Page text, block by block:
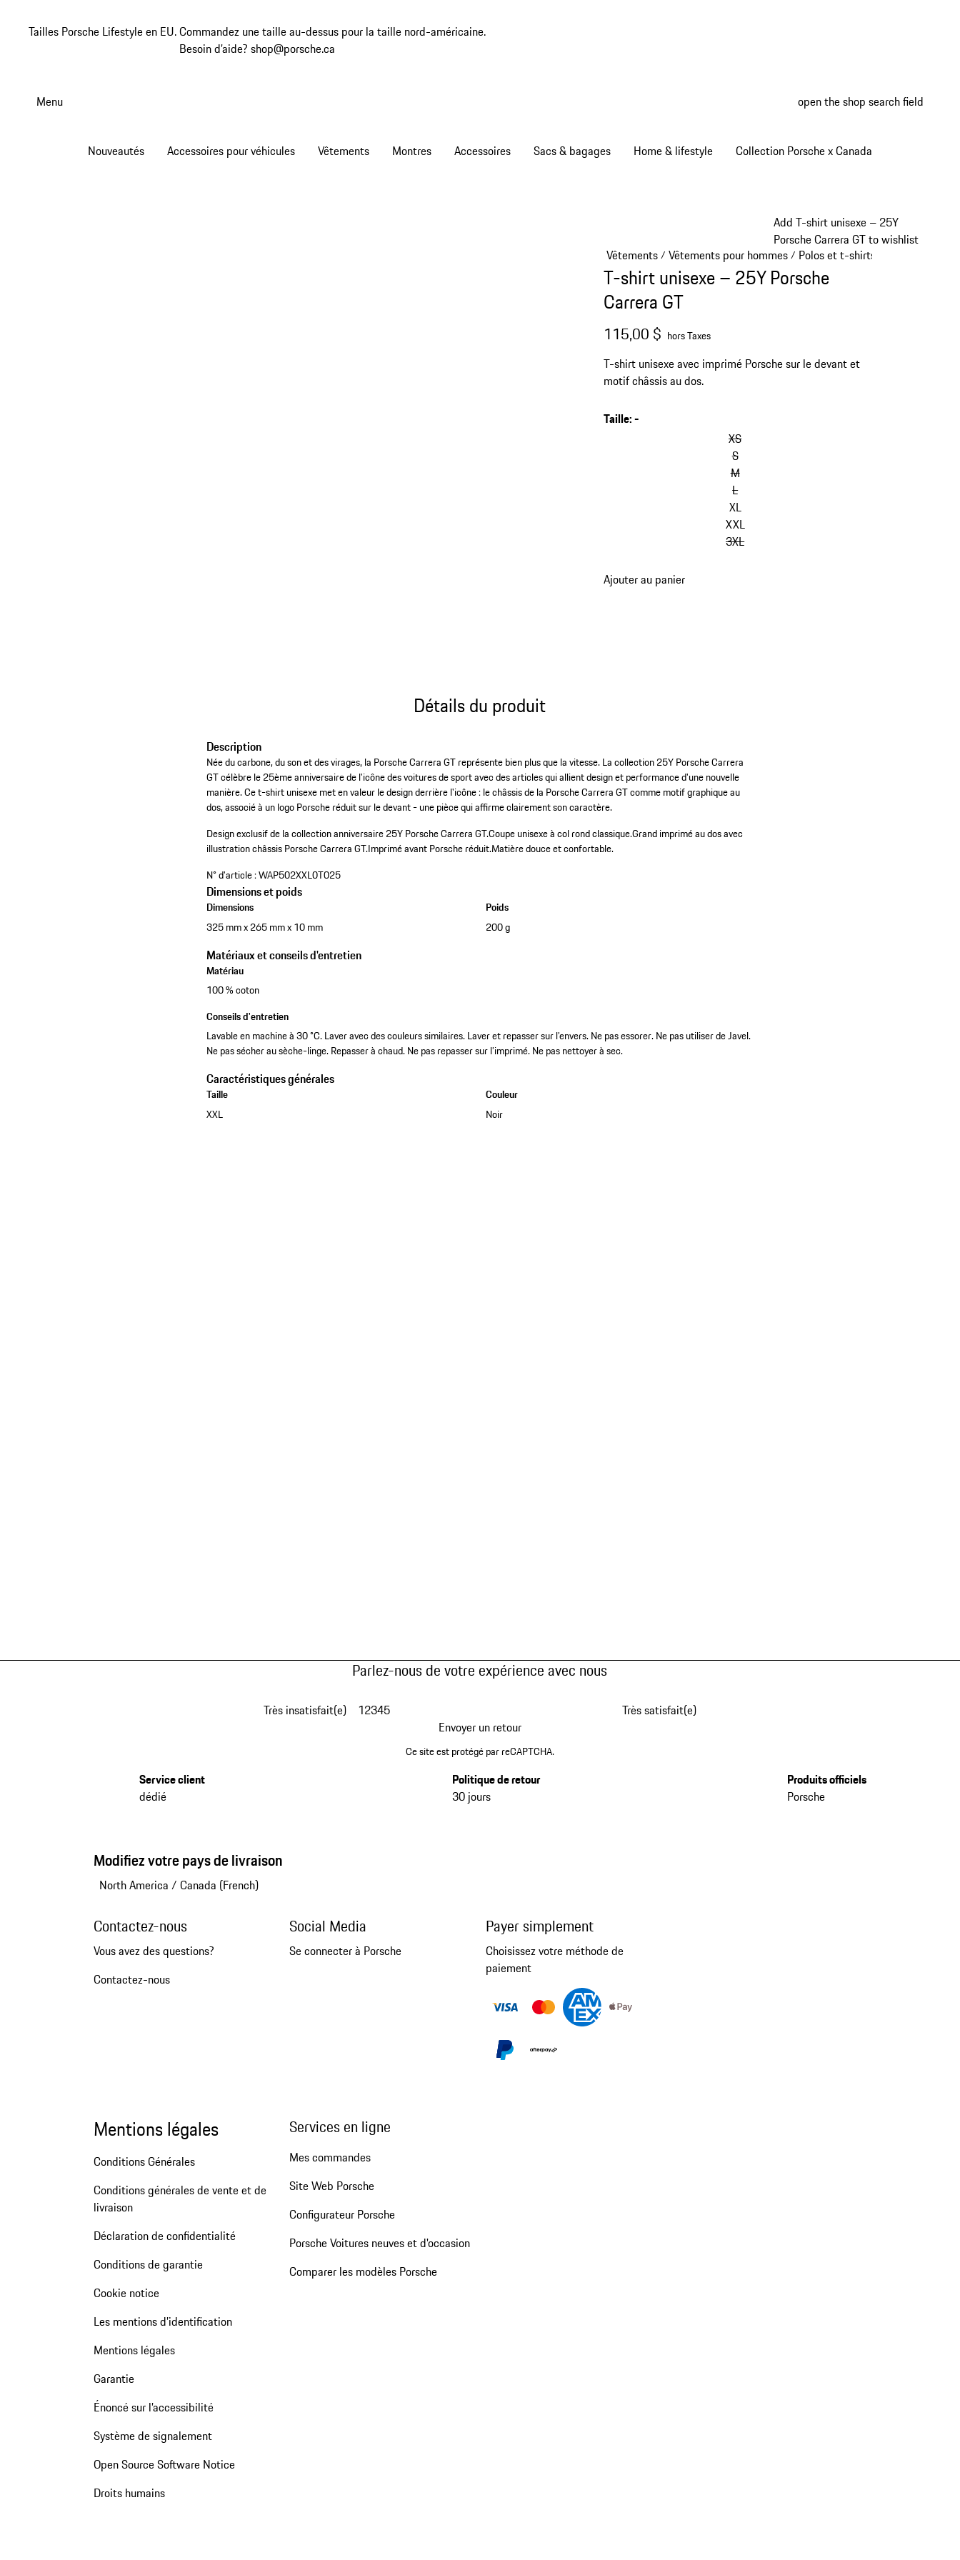
Tailles Porsche Lifestyle en EU. Commandez une taille au-dessus pour la taille nord-américaine.
Besoin d’aide? shop@porsche.ca
Menu open the shop search field
Nouveautés Accessoires pour véhicules Vêtements Montres Accessoires Sacs & bagages Home & lifestyle Collection Porsche x Canada
Add T-shirt unisexe – 25Y
Porsche Carrera GT to wishlist
Vêtements/ Vêtements pour hommes/ Polos et t-shirts
T-shirt unisexe – 25Y Porsche
Carrera GT
115,00 $ hors Taxes
T-shirt unisexe avec imprimé Porsche sur le devant et
motif châssis au dos.
Taille:-
XS
S
M
L
XL
XXL
3XL
aux
Ajouter au panier
Détails du produit
Description
Née du carbone, du son et des virages, la Porsche Carrera GT représente bien plus que la vitesse. La collection 25Y Porsche Carrera
GT célèbre le 25ème anniversaire de l'icône des voitures de sport avec des articles qui allient design et performance d'une nouvelle
manière. Ce t-shirt unisexe met en valeur le design derrière l'icône : le châssis de la Porsche Carrera GT comme motif graphique au
dos, associé à un logo Porsche réduit sur le devant - une pièce qui affirme clairement son caractère.
Design exclusif de la collection anniversaire 25Y Porsche Carrera GT.Coupe unisexe à col rond classique.Grand imprimé au dos avec
illustration châssis Porsche Carrera GT.Imprimé avant Porsche réduit.Matière douce et confortable.
N° d'article :WAP502XXL0T025
Dimensions et poids
Dimensions
325 mm x 265 mm x 10 mm
Poids
200 g
Matériaux et conseils d'entretien
Matériau
100 % coton
Conseils d'entretien
Lavable en machine à 30 °C. Laver avec des couleurs similaires. Laver et repasser sur l’envers. Ne pas essorer. Ne pas utiliser de Javel.
Ne pas sécher au sèche-linge. Repasser à chaud. Ne pas repasser sur l’imprimé. Ne pas nettoyer à sec.
Caractéristiques générales
Taille
XXL
Couleur
Noir
Parlez-nous de votre expérience avec nous
Très insatisfait(e) 12345
Très satisfait(e)
Envoyer un retour
Ce site est protégé par reCAPTCHA.
Service client
dédié
Politique de retour
30 jours
Produits officiels
Porsche
Modifiez votre pays de livraison
North America / Canada (French)
Contactez-nous
Vous avez des questions?
Contactez-nous
Social Media
Se connecter à Porsche
Payer simplement
Choisissez votre méthode de
paiement
Mentions légales
Conditions Générales
Conditions générales de vente et de
livraison
Déclaration de confidentialité
Conditions de garantie
Cookie notice
Les mentions d’identification
Mentions légales
Garantie
Énoncé sur l’accessibilité
Système de signalement
Open Source Software Notice
Droits humains
Services en ligne
Mes commandes
Site Web Porsche
Configurateur Porsche
Porsche Voitures neuves et d'occasion
Comparer les modèles Porsche